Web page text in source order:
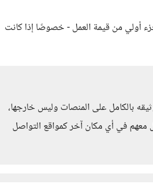
أولي من قيمة العمل - خصوصًا إذا كانت
بالكامل على المنصات وليس خارجها،
معهم في أي مكان آخر كمواقع التواصل